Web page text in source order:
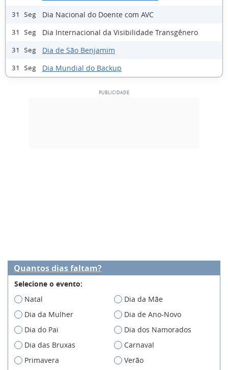
31 Seg Dia Nacional do Doente com AVC
31 Seg Dia Internacional da Visibilidade Transgênero
31 Seg Dia de São Benjamim
31 Seg Dia Mundial do Backup
Quantos dias faltam?
Selecione o evento:
Natal
Dia da Mãe
Dia da Mulher
Dia de Ano-Novo
Dia do Pai
Dia dos Namorados
Dia das Bruxas
Carnaval
Primavera
Verão